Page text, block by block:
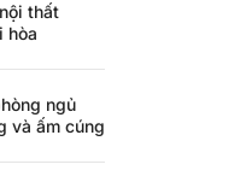
thất
hòa
ngủ
và ấm cúng